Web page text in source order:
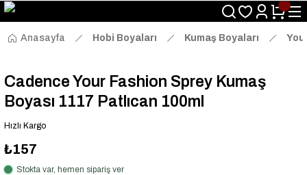
Size Özel "HG10" Kodu ile Sepette Hemen %10 İndirim Fırsatını
Kaçırmayın!
Anasayfa
Hobi Boyaları Kumaş Boyaları
Cadence Your Fashion Sprey Kumaş
Boyası 1117 Patlıcan 100ml
Hızlı Kargo
₺157
Stokta var, hemen sipariş ver